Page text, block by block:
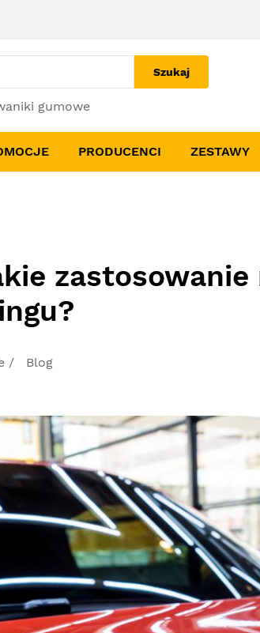
Szukaj
gumowe
PRODUCENCI ZESTAWY
zastosowanie
/ Blog